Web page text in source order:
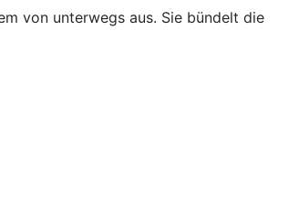
von unterwegs aus. Sie bündelt die